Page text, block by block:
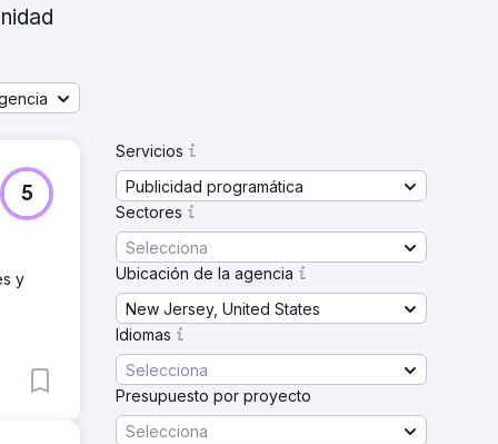
5
y
Servicios
Publicidad programática
Sectores
Selecciona
Ubicación de la agencia
New Jersey, United States
Idiomas
Selecciona
Presupuesto por proyecto
Selecciona